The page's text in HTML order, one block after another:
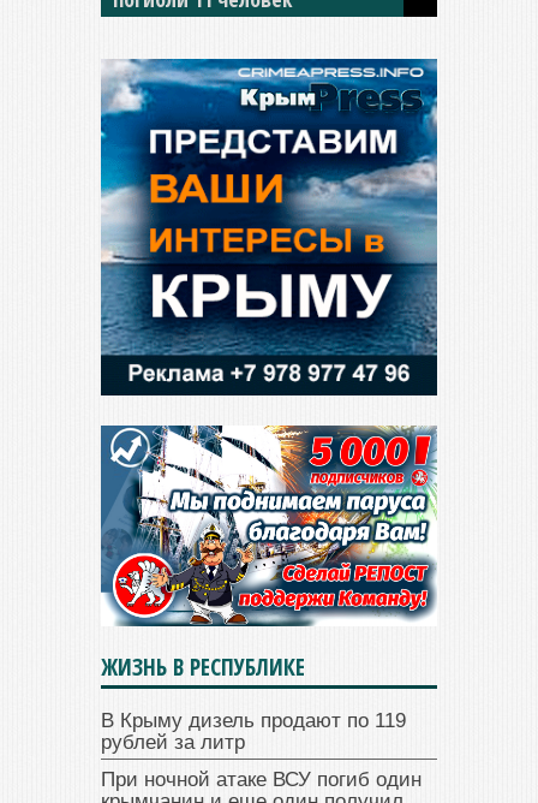
ЖИЗНЬ В РЕСПУБЛИКЕ
В Крыму дизель продают по 119
рублей за литр
При ночной атаке ВСУ погиб один